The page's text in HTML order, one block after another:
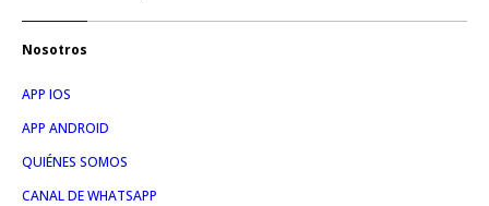
Nosotros
APP IOS
APP ANDROID
QUIÉNES SOMOS
CANAL DE WHATSAPP